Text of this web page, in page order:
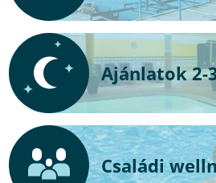
Ajánlatok 2-
Családi